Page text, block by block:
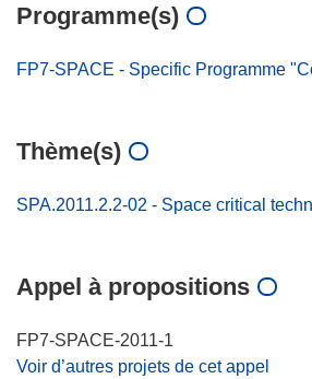
Programme(s)
FP7-SPACE - Specific Programme
Thème(s)
SPA.2011.2.2-02 - Space critical
Appel à propositions
FP7-SPACE-2011-1
Voir d’autres projets de cet appel